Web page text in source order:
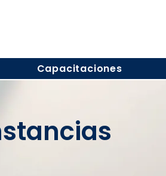
Capacitaciones